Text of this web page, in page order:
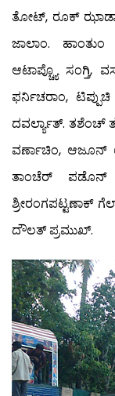
ತೋಟ್, ರೂಕ್
ಜಾಲಾಂ. ಹಾಂತುಂ
ಆಟಾಪ್ಚ್ಯೊ ಸಂಗ್ತಿ,
ಫರ್ನಿಚರಾಂ,
ದವರ್ಲ್ಯಾತ್. ತಶೆಂಚ್
ವರ್ಣಾಚಿಂ, ಆಜೂನ್
ತಾಂಚೆರ್ ಪಡೊನ್
ಶ್ರೀರಂಗಪಟ್ಟಣಾಕ್
ದೌಲತ್ ಪ್ರಮುಖ್.